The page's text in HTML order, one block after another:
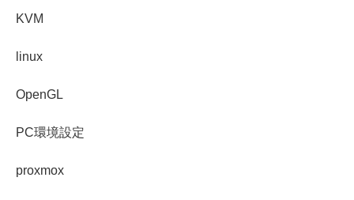
KVM
linux
OpenGL
PC環境設定
proxmox